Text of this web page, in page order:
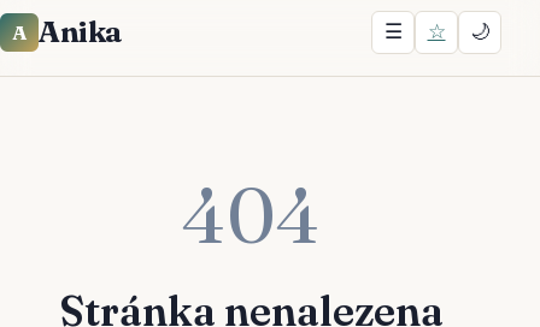
A Anika ☰ ☆ 🌙
404
Stránka nenalezena